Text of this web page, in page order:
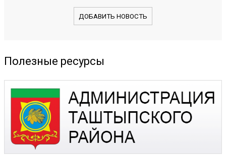
ДОБАВИТЬ НОВОСТЬ
Полезные ресурсы